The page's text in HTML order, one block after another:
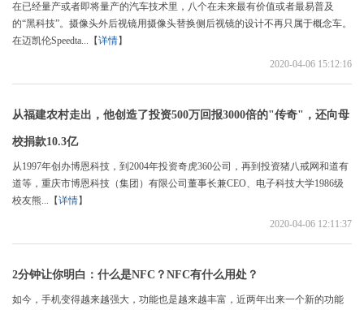
在已经量产或者即将量产的汽车技术里，八个在未来最有价值或者最易普及
的“黑科技”。摄像头外后视镜用摄像头替换侧后视镜的设计不再只属于概念车。
在迈凯伦Speedta...【详情】
2020-04-06 15:12:16
从福建农村走出，他创造了投资500万回报3000倍的"传奇"，还向母
校捐款10.3亿
从1997年创办博恩科技，到2004年投资奇虎360公司，再到投资猪八戒网和道有
道等，重庆市博恩科技（集团）有限公司董事长兼CEO、电子科技大学1986级
校友熊...【详情】
2020-04-06 12:11:37
2分钟让你明白：什么是NFC？NFC有什么用处？
如今，手机变得越来越强大，功能也是越来越丰富，近两年出来一个新的功能